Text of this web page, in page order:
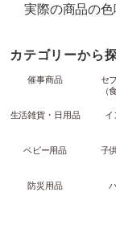
実際の商品の色
カテゴリーから
催事商品
セ
（
生活雑貨・日用品
イ
ベビー用品
子
防災用品